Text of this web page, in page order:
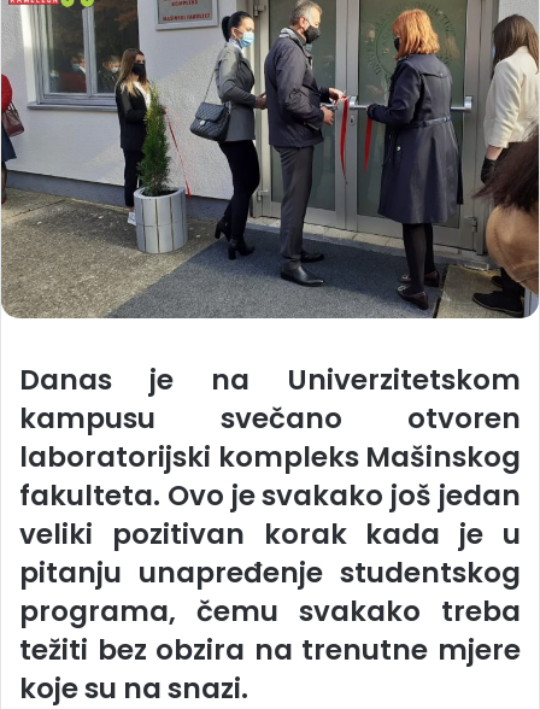
Danas je na Univerzitetskom
kampusu svečano otvoren
laboratorijski kompleks Mašinskog
fakulteta. Ovo je svakako još jedan
veliki pozitivan korak kada je u
pitanju unapređenje studentskog
programa, čemu svakako treba
težiti bez obzira na trenutne mjere
koje su na snazi.